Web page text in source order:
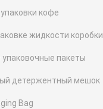
кофе
жидкости коробки
пакеты
детержентный мешок
Bag